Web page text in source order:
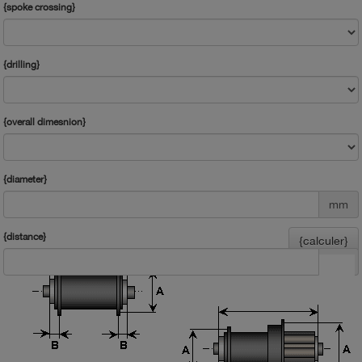
{spoke crossing}
{drilling}
{overall dimesnion}
{diameter}
mm
{distance} {calculer}